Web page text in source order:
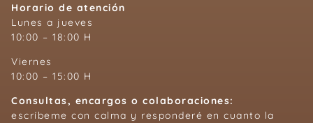
Horario de atención
Lunes a jueves
10:00 – 18:00 H
Viernes
10:00 – 15:00 H
Consultas, encargos o colaboraciones:
escríbeme con calma y responderé en cuanto la